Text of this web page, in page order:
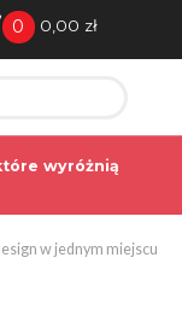
0 0,00 zł
wyróżnią
w jednym miejscu